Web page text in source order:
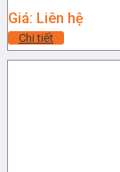
Giá: Liên hệ
Chi tiết